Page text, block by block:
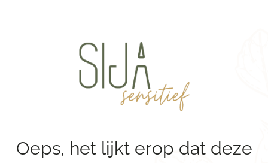
Oeps, het lijkt erop dat deze